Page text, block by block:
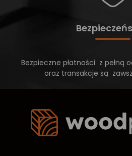
Bezpieczne płatności z pełną
oraz transakcje są